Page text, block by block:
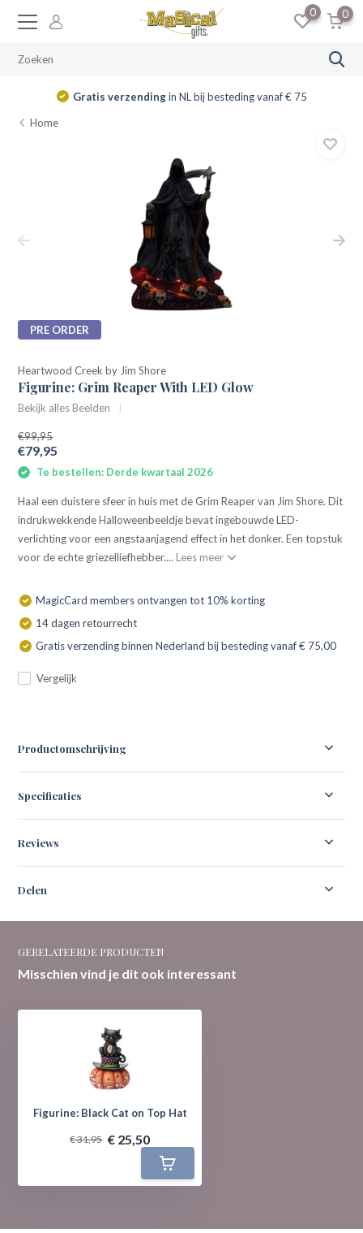
0 0
Gratis verzendingin NL bij besteding vanaf € 75
Home
PRE ORDER
Heartwood Creek by Jim Shore
Figurine: Grim Reaper With LED Glow
Bekijk alles Beelden
€99,95
€79,95
Te bestellen: Derde kwartaal 2026
Haal een duistere sfeer in huis met de Grim Reaper van Jim Shore. Dit
indrukwekkende Halloweenbeeldje bevat ingebouwde LED-
verlichting voor een angstaanjagend effect in het donker. Een topstuk
voor de echte griezelliefhebber.... Lees meer
MagicCard members ontvangen tot 10% korting
14 dagen retourrecht
Gratis verzending binnen Nederland bij besteding vanaf € 75,00
Vergelijk
Productomschrijving
Specificaties
Reviews
Delen
GERELATEERDE PRODUCTEN
Misschien vind je dit ook interessant
Figurine: Black Cat on Top Hat
€ 31,95 € 25,50